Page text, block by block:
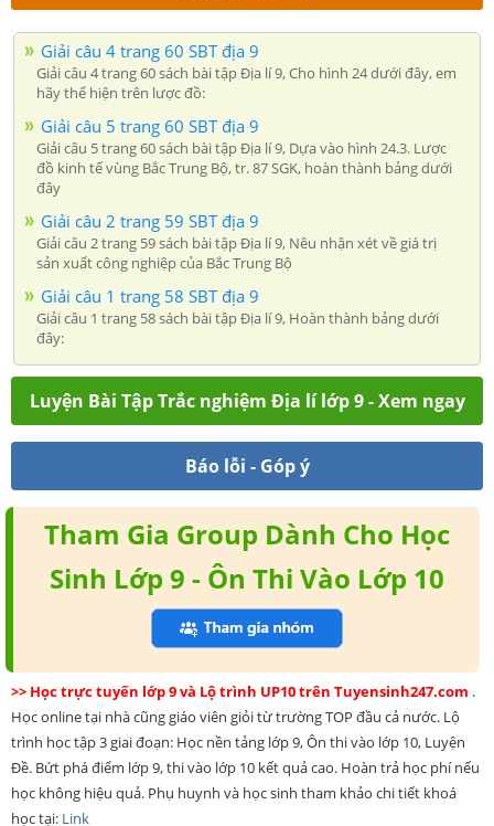
Giải câu 4 trang 60 SBT địa 9
Giải câu 4 trang 60 sách bài tập Địa lí 9, Cho hình 24 dưới đây, em
hãy thể hiện trên lược đồ:
Giải câu 5 trang 60 SBT địa 9
Giải câu 5 trang 60 sách bài tập Địa lí 9, Dựa vào hình 24.3. Lược
đồ kinh tế vùng Bắc Trung Bộ, tr. 87 SGK, hoàn thành bảng dưới
đây
Giải câu 2 trang 59 SBT địa 9
Giải câu 2 trang 59 sách bài tập Địa lí 9, Nêu nhận xét về giá trị
sản xuất công nghiệp của Bắc Trung Bộ
Giải câu 1 trang 58 SBT địa 9
Giải câu 1 trang 58 sách bài tập Địa lí 9, Hoàn thành bảng dưới
đây:
Luyện Bài Tập Trắc nghiệm Địa lí lớp 9 - Xem ngay
Báo lỗi - Góp ý
Tham Gia Group Dành Cho Học
Sinh Lớp 9 - Ôn Thi Vào Lớp 10
>> Học trực tuyến lớp 9 và Lộ trình UP10 trên Tuyensinh247.com .
Học online tại nhà cũng giáo viên giỏi từ trường TOP đầu cả nước. Lộ
trình học tập 3 giai đoạn: Học nền tảng lớp 9, Ôn thi vào lớp 10, Luyện
Đề. Bứt phá điểm lớp 9, thi vào lớp 10 kết quả cao. Hoàn trả học phí nếu
học không hiệu quả. Phụ huynh và học sinh tham khảo chi tiết khoá
học tại: Link